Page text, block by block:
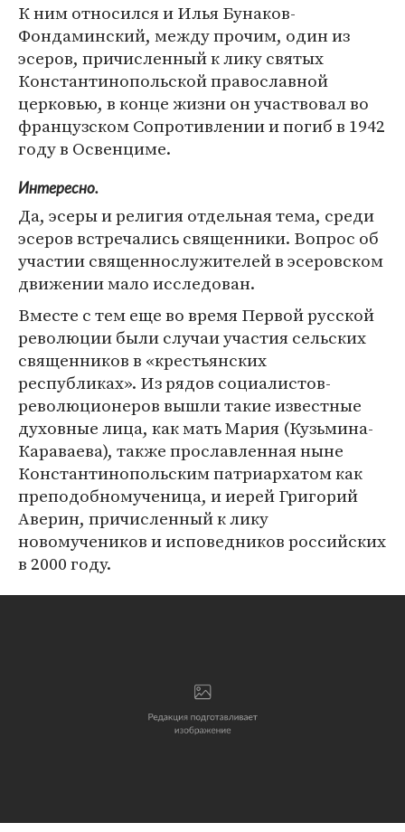
К ним относился и Илья Бунаков-
Фондаминский, между прочим, один из
эсеров, причисленный к лику святых
Константинопольской православной
церковью, в конце жизни он участвовал во
французском Сопротивлении и погиб в 1942
году в Освенциме.
Интересно.
Да, эсеры и религия отдельная тема, среди
эсеров встречались священники. Вопрос об
участии священнослужителей в эсеровском
движении мало исследован.
Вместе с тем еще во время Первой русской
революции были случаи участия сельских
священников в «крестьянских
республиках». Из рядов социалистов-
революционеров вышли такие известные
духовные лица, как мать Мария (Кузьмина-
Караваева), также прославленная ныне
Константинопольским патриархатом как
преподобномученица, и иерей Григорий
Аверин, причисленный к лику
новомучеников и исповедников российских
в 2000 году.